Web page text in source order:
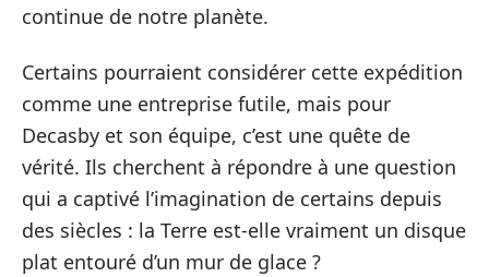
continue de notre planète.
Certains pourraient considérer cette expédition
comme une entreprise futile, mais pour
Decasby et son équipe, c’est une quête de
vérité. Ils cherchent à répondre à une question
qui a captivé l’imagination de certains depuis
des siècles : la Terre est-elle vraiment un disque
plat entouré d’un mur de glace ?